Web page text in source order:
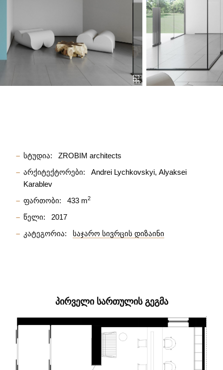
სტუდია:
ZROBIM architects
არქიტექტორები:
Andrei Lychkovskyi Alyaksei
Karablev
ფართობი:
433 m2
წელი:
2017
კატეგორია:
საჯარო სივრცის დიზაინი
ᲞᲘᲠᲕᲔᲚᲘ ᲡᲐᲠᲗᲣᲚᲘᲡ ᲒᲔᲒᲛᲐ